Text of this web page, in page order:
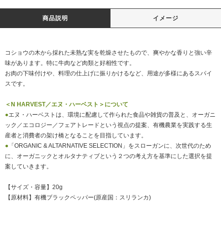
商品説明 イメージ
コショウの木から採れた未熟な実を乾燥させたもので、爽やかな香りと強い辛
味があります。特に牛肉など肉類と好相性です。
お肉の下味付けや、料理の仕上げに振りかけるなど、用途が多様にあるスパイ
スです。
＜N HARVEST／エヌ・ハーベスト＞について
●エヌ・ハーベストは、環境に配慮して作られた食品や雑貨の普及と、オーガニ
ック／エコロジー／フェアトレードという視点の提案、有機農業を実践する生
産者と消費者の架け橋となることを目指しています。
● 「ORGANIC & ALTARNATIVE SELECTION」をスローガンに、次世代のため
に、オーガニックとオルタナティブという２つの考え方を基準にした選択を提
案していきます。
【サイズ・容量】20g
【原材料】有機ブラックペッパー(原産国：スリランカ)